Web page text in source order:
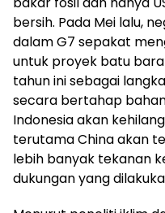
bersih. Pada Mei lalu,
dalam G7 sepakat
untuk proyek batu
tahun ini sebagai
secara bertahap
Indonesia akan
terutama China akan
lebih banyak tekanan
dukungan yang